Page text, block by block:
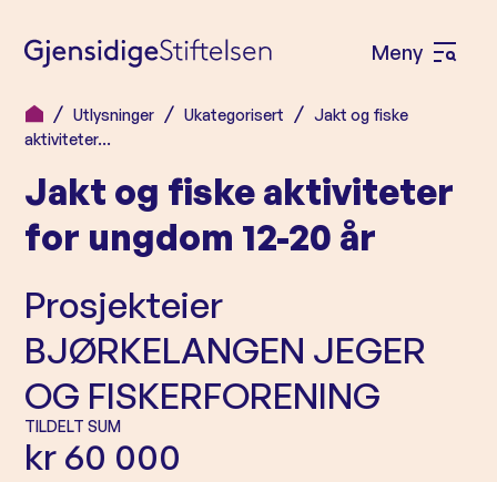
H
p
p
t
l
i
n
h
o
Meny
Å
p
e
m
e
Utlysninger Ukategorisert
Jakt og fiske
aktiviteter…
Jakt og fiske aktiviteter
for ungdom 12-20 år
Prosjekteier
BJØRKELANGEN JEGER
OG FISKERFORENING
TILDELT SUM
kr 60 000